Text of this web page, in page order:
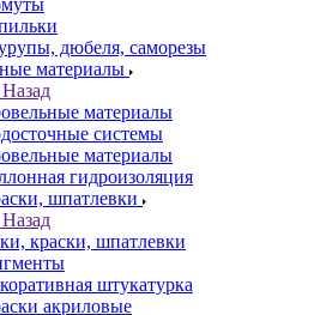
дюбеля, саморезы
материалы
Назад
материалы
системы
материалы
гидроизоляция
шпатлевки
Назад
краски, шпатлевки
штукатурка
акриловые